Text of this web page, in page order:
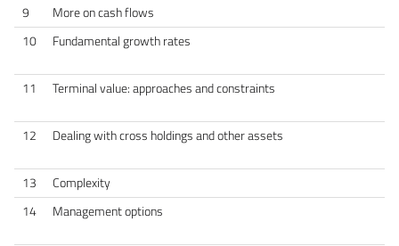
9
More on cash flows
10
Fundamental growth rates
11 Terminal value: approaches and constraints
12 Dealing with cross holdings and other assets
13
Complexity
14
Management options